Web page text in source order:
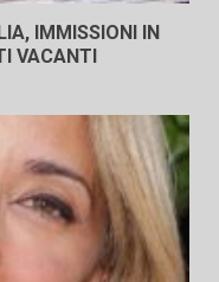
IMMISSIONI IN
VACANTI